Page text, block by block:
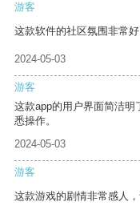
游客
这款软件的社区氛围非常
2024-05-03
游客
这款app的用户界面简洁
悉操作。
2024-05-03
游客
这款游戏的剧情非常感人，